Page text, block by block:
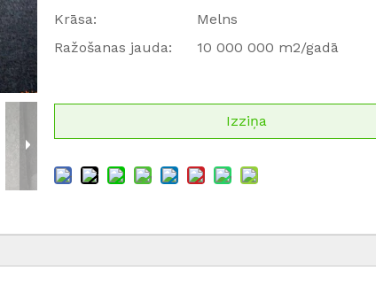
Krāsa:
Melns
Ražošanas jauda:
10 000 000 m2/gadā
Izziņa